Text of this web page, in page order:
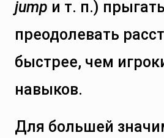
jump и т. п.)
преодолевать
быстрее, чем
навыков.
Для большей